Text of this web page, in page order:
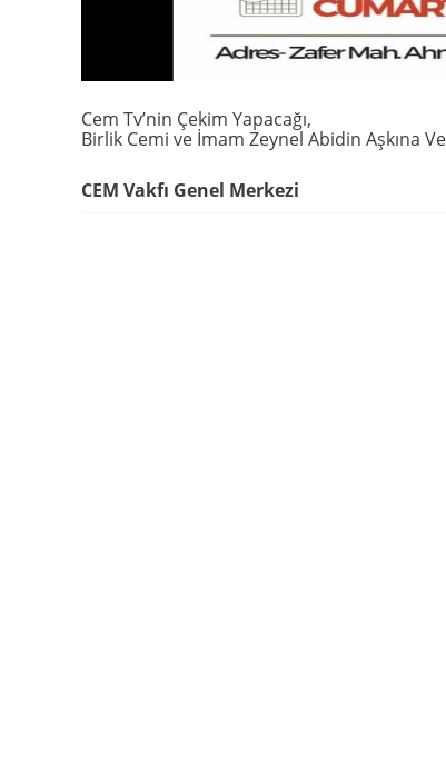
Cem Tv’nin Çekim Yapacağı,
Birlik Cemi ve İmam Zeynel Abidin Aşkına
CEM Vakfı Genel Merkezi